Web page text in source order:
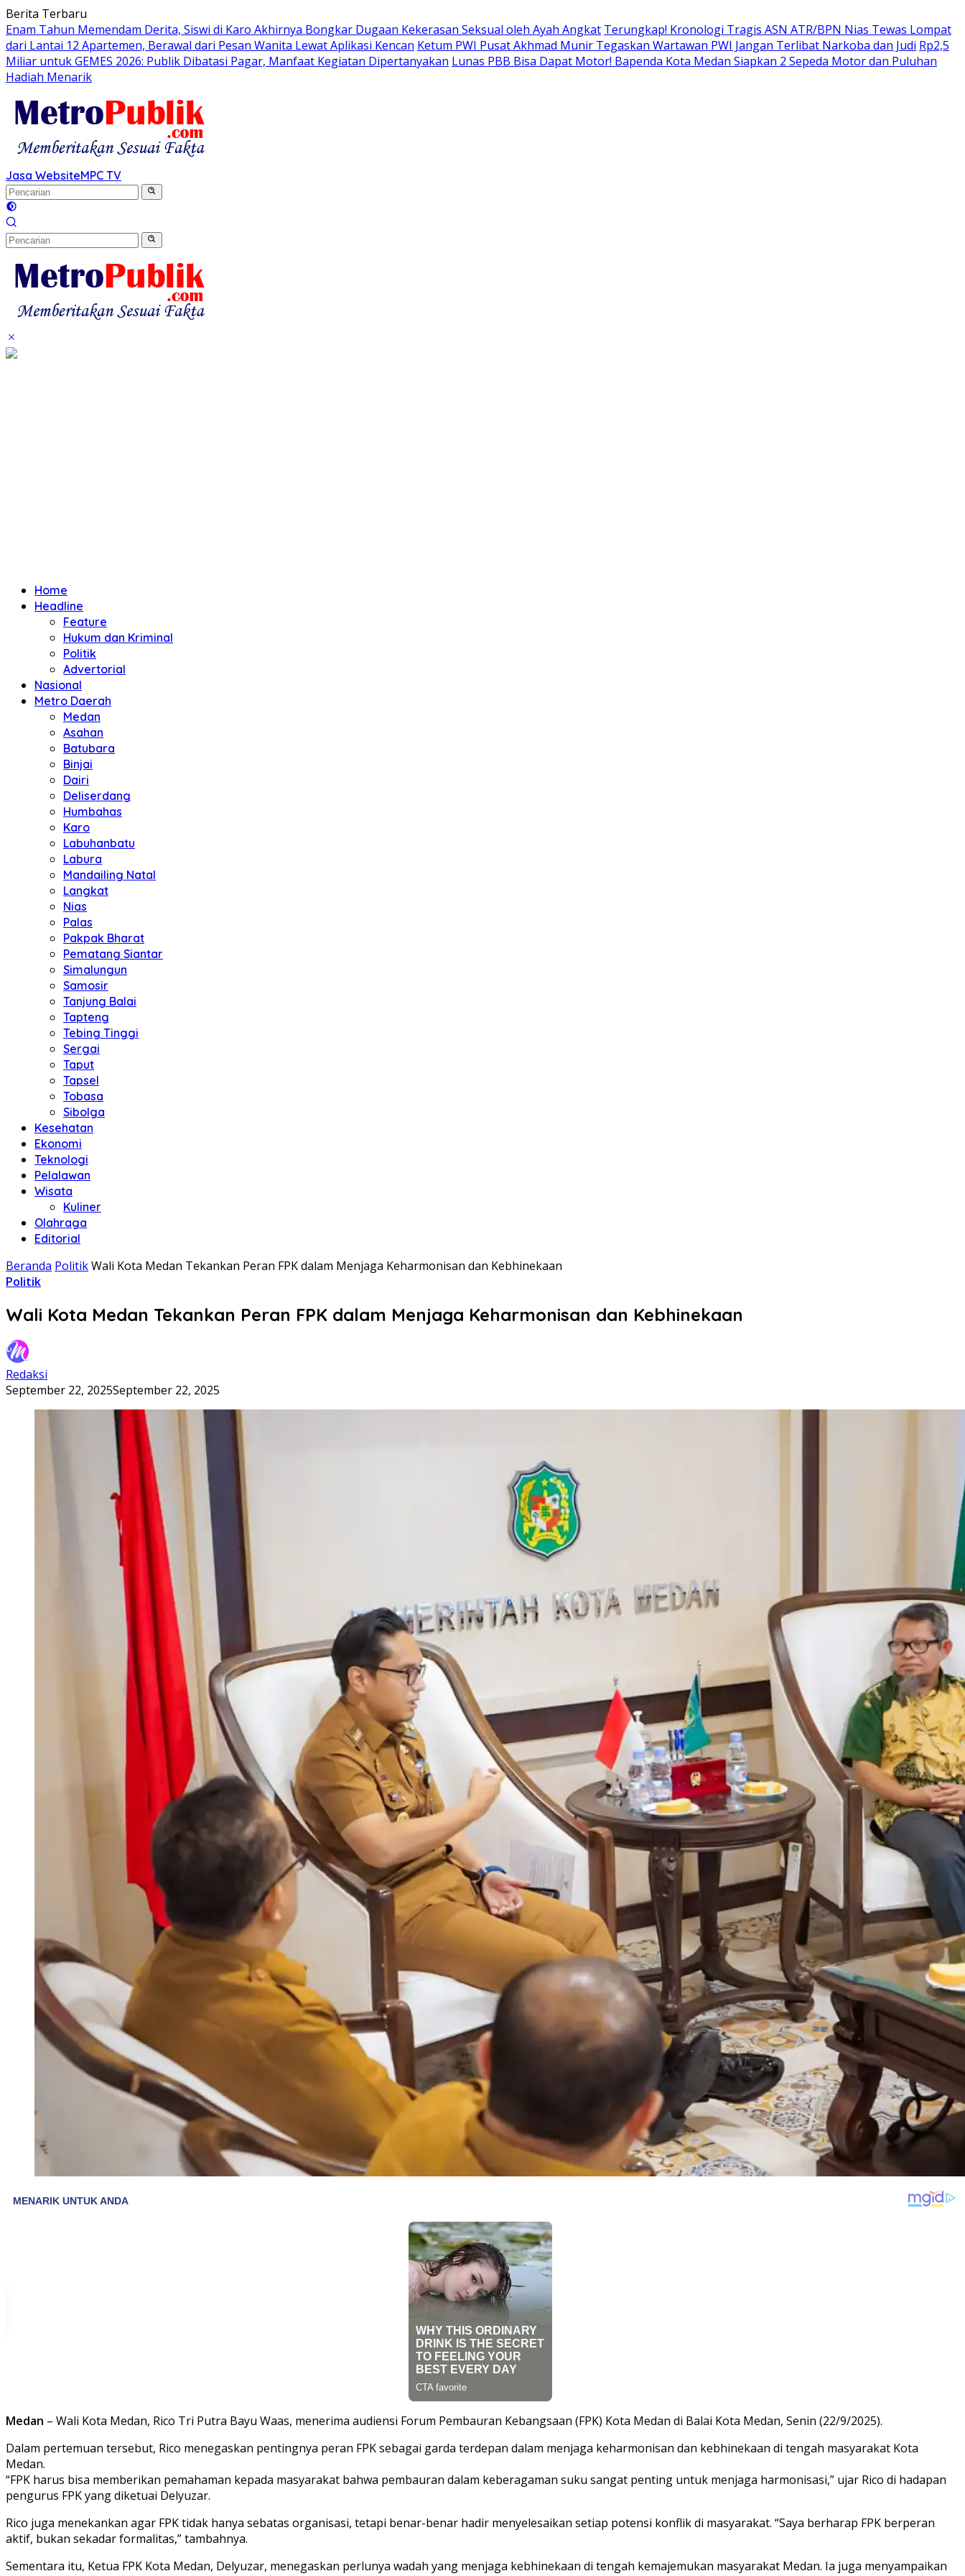
Langsung
ke
konten
Berita Terbaru
Enam Tahun Memendam Derita, Siswi di Karo Akhirnya Bongkar Dugaan Kekerasan Seksual oleh Ayah Angkat Terungkap! Kronologi Tragis ASN ATR/BPN Nias Tewas Lompat
dari Lantai 12 Apartemen, Berawal dari Pesan Wanita Lewat Aplikasi Kencan Ketum PWI Pusat Akhmad Munir Tegaskan Wartawan PWI Jangan Terlibat Narkoba dan Judi Rp2,5
Miliar untuk GEMES 2026: Publik Dibatasi Pagar, Manfaat Kegiatan Dipertanyakan Lunas PBB Bisa Dapat Motor! Bapenda Kota Medan Siapkan 2 Sepeda Motor dan Puluhan
Hadiah Menarik
Jasa WebsiteMPC TV
Home
Headline
Feature
Hukum dan Kriminal
Politik
Advertorial
Nasional
Metro Daerah
Medan
Asahan
Batubara
Binjai
Dairi
Deliserdang
Humbahas
Karo
Labuhanbatu
Labura
Mandailing Natal
Langkat
Nias
Palas
Pakpak Bharat
Pematang Siantar
Simalungun
Samosir
Tanjung Balai
Tapteng
Tebing Tinggi
Sergai
Taput
Tapsel
Tobasa
Sibolga
Kesehatan
Ekonomi
Teknologi
Pelalawan
Wisata
Kuliner
Olahraga
Editorial
Beranda PolitikWali Kota Medan Tekankan Peran FPK dalam Menjaga Keharmonisan dan Kebhinekaan
Politik
Wali Kota Medan Tekankan Peran FPK dalam Menjaga Keharmonisan dan Kebhinekaan
Redaksi
September 22, 2025September 22, 2025
Medan – Wali Kota Medan, Rico Tri Putra Bayu Waas, menerima audiensi Forum Pembauran Kebangsaan (FPK) Kota Medan di Balai Kota Medan, Senin (22/9/2025).
Dalam pertemuan tersebut, Rico menegaskan pentingnya peran FPK sebagai garda terdepan dalam menjaga keharmonisan dan kebhinekaan di tengah masyarakat Kota
Medan.
“FPK harus bisa memberikan pemahaman kepada masyarakat bahwa pembauran dalam keberagaman suku sangat penting untuk menjaga harmonisasi,” ujar Rico di hadapan
pengurus FPK yang diketuai Delyuzar.
Rico juga menekankan agar FPK tidak hanya sebatas organisasi, tetapi benar-benar hadir menyelesaikan setiap potensi konflik di masyarakat. “Saya berharap FPK berperan
aktif, bukan sekadar formalitas,” tambahnya.
Sementara itu, Ketua FPK Kota Medan, Delyuzar, menegaskan perlunya wadah yang menjaga kebhinekaan di tengah kemajemukan masyarakat Medan. Ia juga menyampaikan